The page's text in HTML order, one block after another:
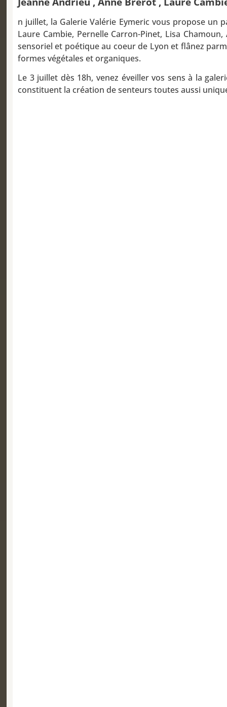
n juillet, la Galerie Valérie Eymeric vous propose un
Laure Cambie, Pernelle Carron-Pinet, Lisa
sensoriel et poétique au coeur de Lyon et flânez
formes végétales et organiques.
Le 3 juillet dès 18h, venez éveiller vos sens à la
constituent la création de senteurs toutes aussi